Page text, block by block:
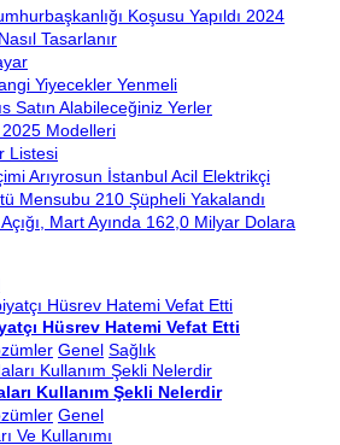
Koşusu Yapıldı 2024
Tasarlanır
Yiyecekler Yenmeli
Satın Alabileceğiniz Yerler
2025 Modelleri
Listesi
Arıyrosun İstanbul Acil Elektrikçi
Mensubu 210 Şüpheli Yakalandı
Mart Ayında 162,0 Milyar Dolara
Hüsrev Hatemi Vefat Etti
Genel Sağlık
Kullanım Şekli Nelerdir
Genel